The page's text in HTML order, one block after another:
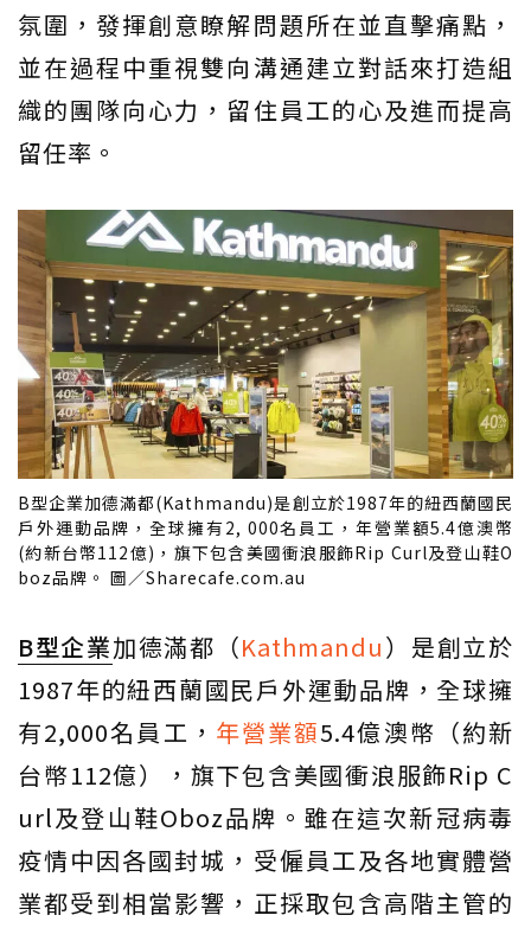
氛圍，發揮創意瞭解問題所在並直擊痛點，
並在過程中重視雙向溝通建立對話來打造組
織的團隊向心力，留住員工的心及進而提高
留任率。
B型企業加德滿都(Kathmandu)是創立於1987年的紐西蘭國民
戶外運動品牌，全球擁有2, 000名員工，年營業額5.4億澳幣
(約新台幣112億)，旗下包含美國衝浪服飾Rip Curl及登山鞋O
boz品牌。 圖／Sharecafe.com.au
B型企業加德滿都（Kathmandu）是創立於
1987年的紐西蘭國民戶外運動品牌，全球擁
有2,000名員工， 年營業額5.4億澳幣（約新
台幣112億），旗下包含美國衝浪服飾Rip C
url及登山鞋Oboz品牌。雖在這次新冠病毒
疫情中因各國封城，受僱員工及各地實體營
業都受到相當影響，正採取包含高階主管的